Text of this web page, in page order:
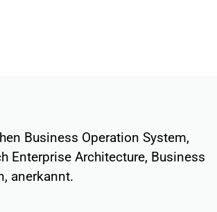
Business Operation System,
Enterprise Architecture, Business
anerkannt.